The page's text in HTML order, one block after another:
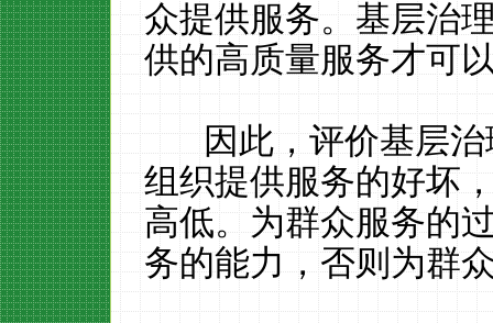
众提供服务。基层治
供的高质量服务才可
因此，评价基层治
组织提供服务的好坏
高低。为群众服务的
务的能力，否则为群